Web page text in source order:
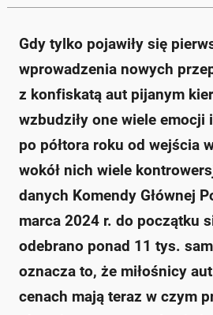
Zapytaj o
Gdy tylko pojawiły się
wprowadzenia nowych
z konfiskatą aut pijanym
wzbudziły one wiele emocji
po półtora roku od wejścia
wokół nich wiele
danych Komendy Głównej
marca 2024 r. do początku
odebrano ponad 11 tys.
oznacza to, że miłośnicy
cenach mają teraz w czym